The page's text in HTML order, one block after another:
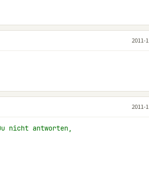
2011-
2011-
nicht antworten,